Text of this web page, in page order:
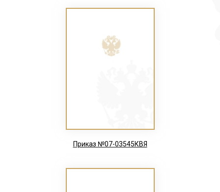
Приказ №07-03545КВЯ